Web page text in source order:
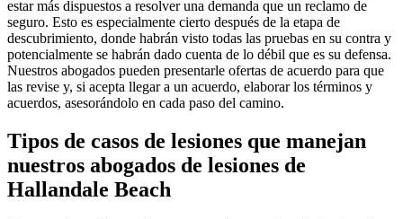
estar más dispuestos a resolver una demanda que un reclamo de
seguro. Esto es especialmente cierto después de la etapa de
descubrimiento, donde habrán visto todas las pruebas en su contra y
potencialmente se habrán dado cuenta de lo débil que es su defensa.
Nuestros abogados pueden presentarle ofertas de acuerdo para que
las revise y, si acepta llegar a un acuerdo, elaborar los términos y
acuerdos, asesorándolo en cada paso del camino.
Tipos de casos de lesiones que manejan
nuestros abogados de lesiones de
Hallandale Beach